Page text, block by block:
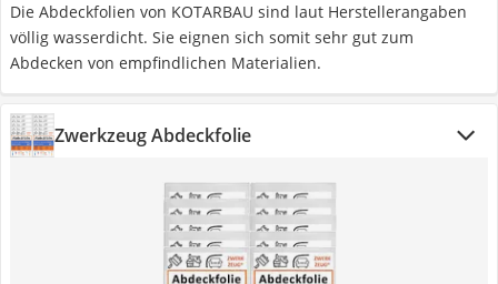
Die Abdeckfolien von KOTARBAU sind laut Herstellerangaben
völlig wasserdicht. Sie eignen sich somit sehr gut zum
Abdecken von empfindlichen Materialien.
Zwerkzeug Abdeckfolie